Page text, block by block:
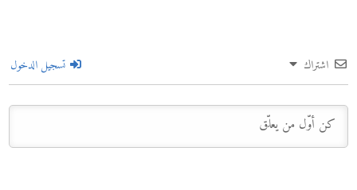
اشتراك تسجيل الدخول